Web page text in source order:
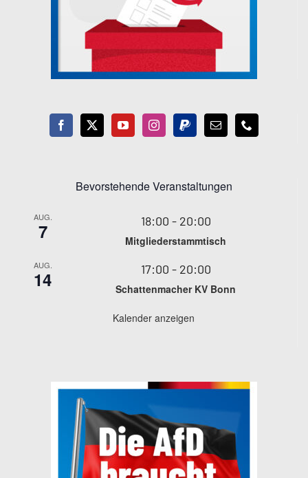
Bevorstehende Veranstaltungen
AUG.
7 18:00 - 20:00
Mitgliederstammtisch
AUG.
14 17:00 - 20:00
Schattenmacher KV Bonn
Kalender anzeigen